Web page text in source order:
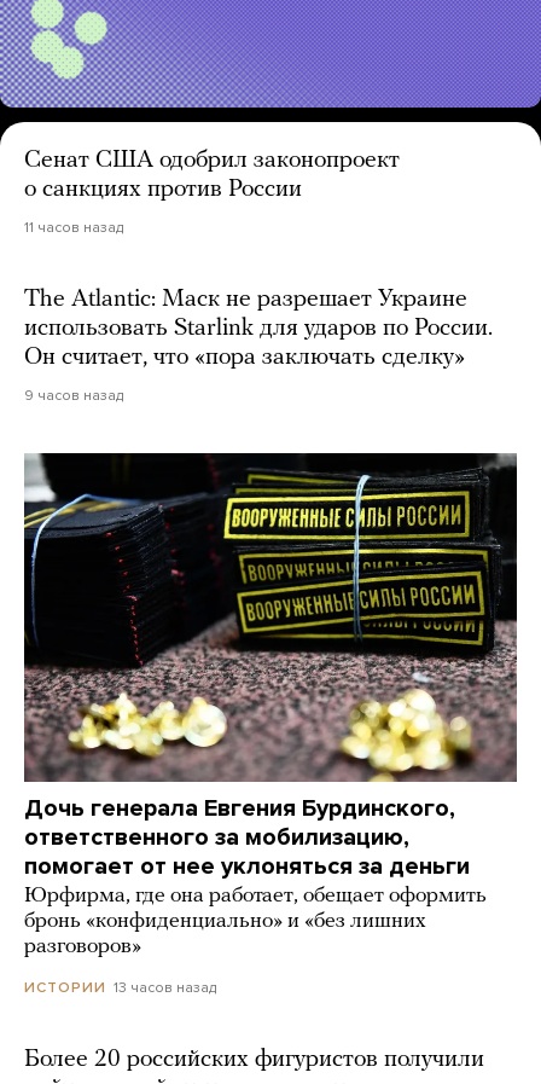
Сенат США одобрил законопроект
о санкциях против России
11 часов назад
The Atlantic: Маск не разрешает Украине
использовать Starlink для ударов по России.
Он считает, что «пора заключать сделку»
9 часов назад
Дочь генерала Евгения Бурдинского,
ответственного за мобилизацию,
помогает от нее уклоняться за деньги
Юрфирма, где она работает, обещает оформить
бронь «конфиденциально» и «без лишних
разговоров»
ИСТОРИИ 13 часов назад
Более 20 российских фигуристов получили